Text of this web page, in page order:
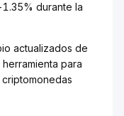
durante la
actualizados de
para